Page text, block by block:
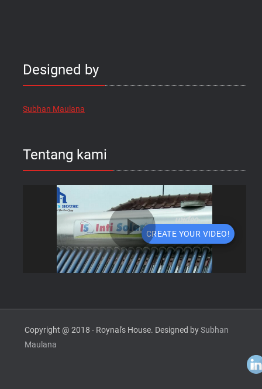
Designed by
Subhan Maulana
Tentang kami
Copyright @ 2018 - Roynal's House. Designed bySubhan
Maulana